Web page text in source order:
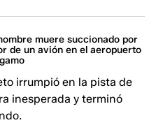
muere succionado por
de un avión en el aeropuerto
irrumpió en la pista de
inesperada y terminó